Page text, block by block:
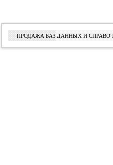
ПРОДАЖА БАЗ ДАННЫХ И